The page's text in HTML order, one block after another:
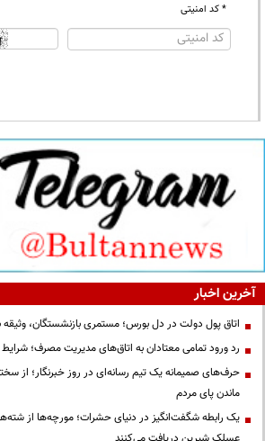
* کد امنیتی
آخرین اخبار
اتاق پول دولت در دل بورس؛ مستمری بازنشستگان، وثیقه
رد ورود تمامی معتادان به اتاق‌های مدیریت مصرف؛
حرف‌های صمیمانه یک تیم رسانه‌ای در روز خبرنگار؛ از
ماندن پای مردم
یک رابطه شگفت‌انگیز در دنیای حشرات؛ مورچه‌ها از